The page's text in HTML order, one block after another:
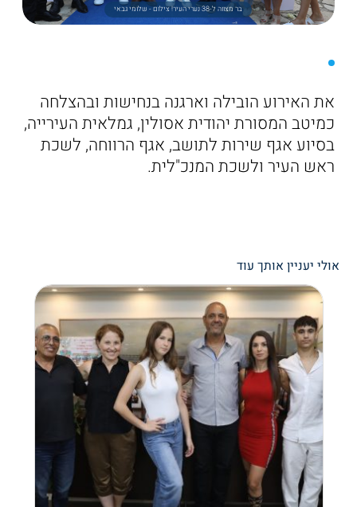
בר מצווה ל-38 נערי העיר! צילום - שלומי גבאי
את האירוע הובילה וארגנה בנחישות ובהצלחה
כמיטב המסורת יהודית אסולין, גמלאית העירייה,
בסיוע אגף שירות לתושב, אגף הרווחה, לשכת
ראש העיר ולשכת המנכ"לית.
אולי יעניין אותך עוד